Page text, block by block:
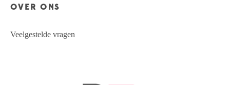
OVER ONS
Veelgestelde vragen